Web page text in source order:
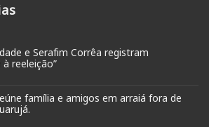
e Serafim Corrêa registram
reeleição”
família e amigos em arraiá fora de